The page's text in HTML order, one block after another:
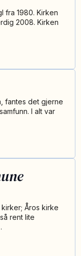
fra 1980. Kirken
2008. Kirken
fantes det gjerne
I alt var
Åros kirke
rent lite